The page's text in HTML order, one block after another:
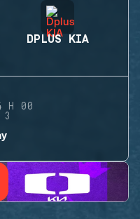
DPLUS KIA
H 00
3